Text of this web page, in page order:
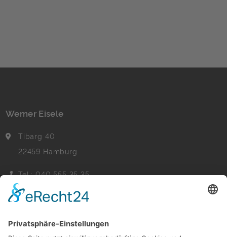
Werner Eisele
Tibarg 40
22459 Hamburg
Tel.: 040 555 35 35
Fax: 040 555 22 44
Nachricht senden
Navigation